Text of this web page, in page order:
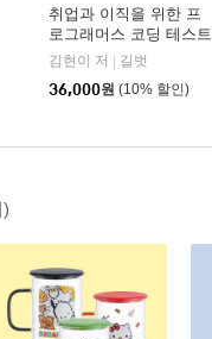
취업과 이직을 위한 프
로그래머스 코딩 테스트
문제 풀이 전략 : 자바
김현이 저
길벗
36,000원 (10% 할인)